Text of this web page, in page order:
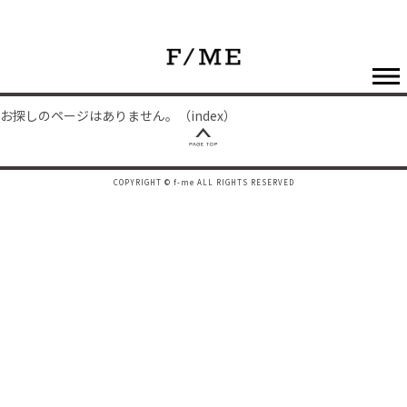
お探しのページはありません。（index）
COPYRIGHT © f-me ALL RIGHTS RESERVED